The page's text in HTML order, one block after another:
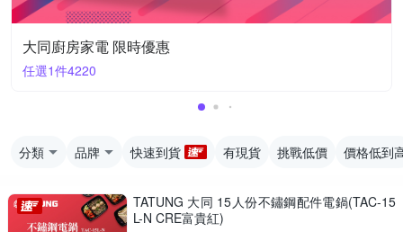
大同廚房家電 限時優惠
任選1件4220
分類 品牌 快速到貨 有現貨 挑戰低價 價格低到
TATUNG 大同 15人份不鏽鋼配件電鍋(TAC-15
L-N CRE富貴紅)